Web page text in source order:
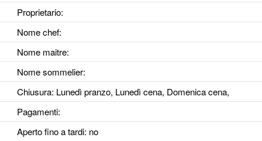
Proprietario:
Nome chef:
Nome maitre:
Nome sommelier:
Chiusura: Lunedì pranzo, Lunedì cena, Domenica cena,
Pagamenti:
Aperto fino a tardi: no